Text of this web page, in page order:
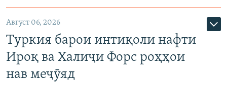
Август 06, 2026
Туркия барои интиқоли нафти
Ироқ ва Халиҷи Форс роҳҳои
нав меҷӯяд